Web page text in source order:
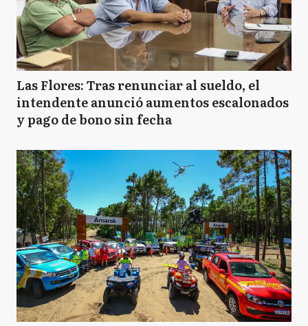
Las Flores: Tras renunciar al sueldo, el
intendente anunció aumentos escalonados
y pago de bono sin fecha